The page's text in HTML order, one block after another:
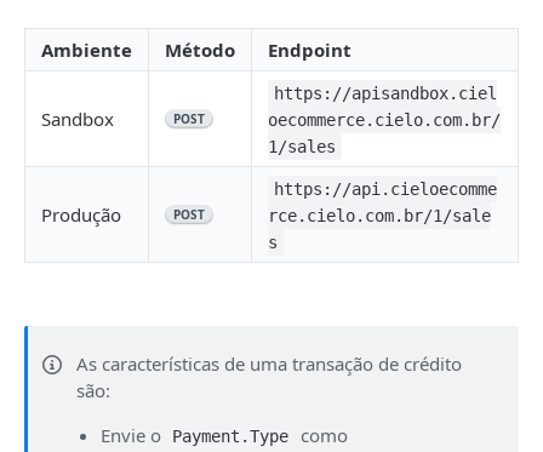
Consultar URL de notificação GET
ONBOARDING DE SELLERS
GET
lote para Pix
Atualizar domicílio bancário do seller
Notificações do cadastro de sellers
Ambiente Método Endpoint
Sandbox POST
https://apisandbox.ciel
oecommerce.cielo.com.br/
1/sales
Produção POST
https://api.cieloecomme
rce.cielo.com.br/1/sale
s
As características de uma transação de crédito
são:
Envie o
Payment.Type
como